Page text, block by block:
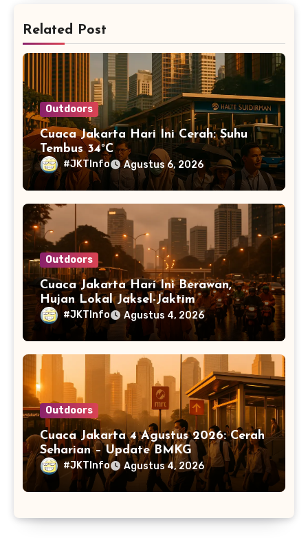
Related Post
Outdoors
Cuaca Jakarta Hari Ini Cerah: Suhu
Tembus 34°C
#JKTInfo Agustus 6, 2026
Outdoors
Cuaca Jakarta Hari Ini Berawan,
Hujan Lokal Jaksel-Jaktim
#JKTInfo Agustus 4, 2026
Outdoors
Cuaca Jakarta 4 Agustus 2026: Cerah
Seharian – Update BMKG
#JKTInfo Agustus 4, 2026